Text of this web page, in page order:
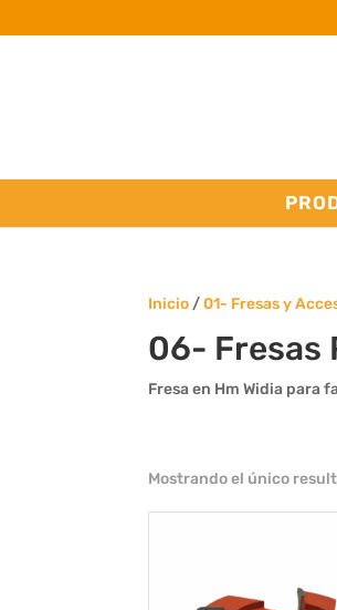
Inicio /01- Fresas y
06- Fresas
Fresa en Hm Widia para
Mostrando el único